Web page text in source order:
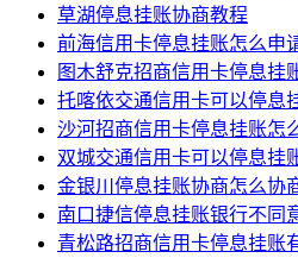
草湖停息挂账协商教程
前海信用卡停息挂账怎么申
图木舒克招商信用卡停息挂
托喀依交通信用卡可以停息
沙河招商信用卡停息挂账怎
双城交通信用卡可以停息挂
金银川停息挂账协商怎么协
南口捷信停息挂账银行不同
青松路招商信用卡停息挂账